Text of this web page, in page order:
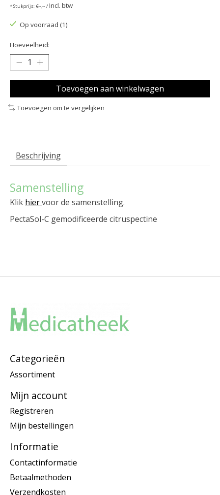
* Stukprijs: €--,-- /Incl. btw
Op voorraad (1)
Hoeveelheid:
Toevoegen aan winkelwagen
Toevoegen om te vergelijken
Beschrijving
Samenstelling
Klik hiervoor de samenstelling.
PectaSol-C gemodificeerde citruspectine
Categorieën
Assortiment
Mijn account
Registreren
Mijn bestellingen
Informatie
Contactinformatie
Betaalmethoden
Verzendkosten